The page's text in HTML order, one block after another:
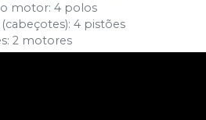
motor: 4 polos
4 pistões
2 motores